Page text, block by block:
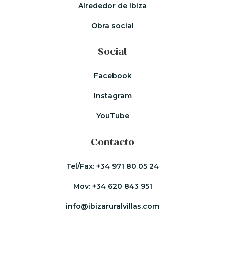
Alrededor de Ibiza
Obra social
Social
Facebook
Instagram
YouTube
Contacto
Tel/Fax: +34 971 80 05 24
Mov: +34 620 843 951
info@ibizaruralvillas.com